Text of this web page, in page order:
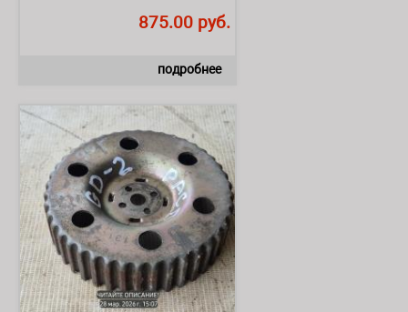
875.00 руб.
подробнее